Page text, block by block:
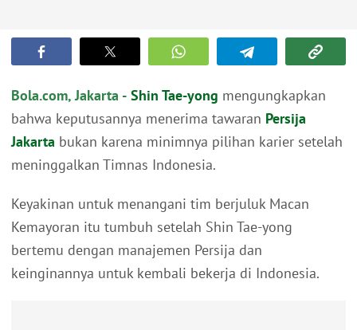
Bola.com, Jakarta - Shin Tae-yong mengungkapkan
bahwa keputusannya menerima tawaran Persija
Jakarta bukan karena minimnya pilihan karier setelah
meninggalkan Timnas Indonesia.
Keyakinan untuk menangani tim berjuluk Macan
Kemayoran itu tumbuh setelah Shin Tae-yong
bertemu dengan manajemen Persija dan
keinginannya untuk kembali bekerja di Indonesia.